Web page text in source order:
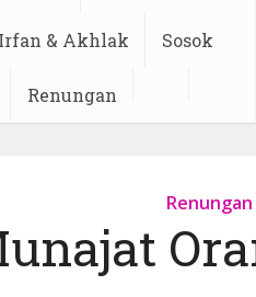
Irfan & Akhlak Sosok
Renungan
Renungan